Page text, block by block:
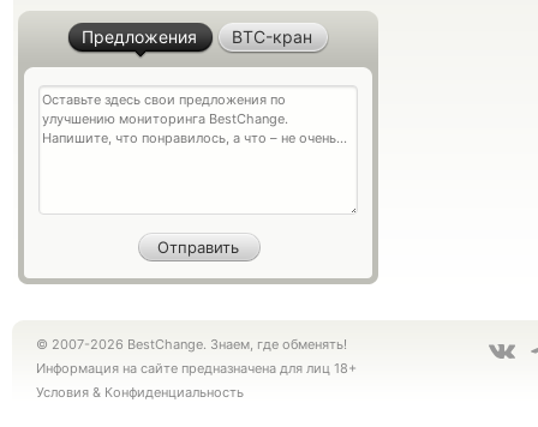
Предложения BTC-кран
© 2007-2026 BestChange. Знаем, где обменять!
Информация на сайте предназначена для лиц 18+
Условия & Конфиденциальность